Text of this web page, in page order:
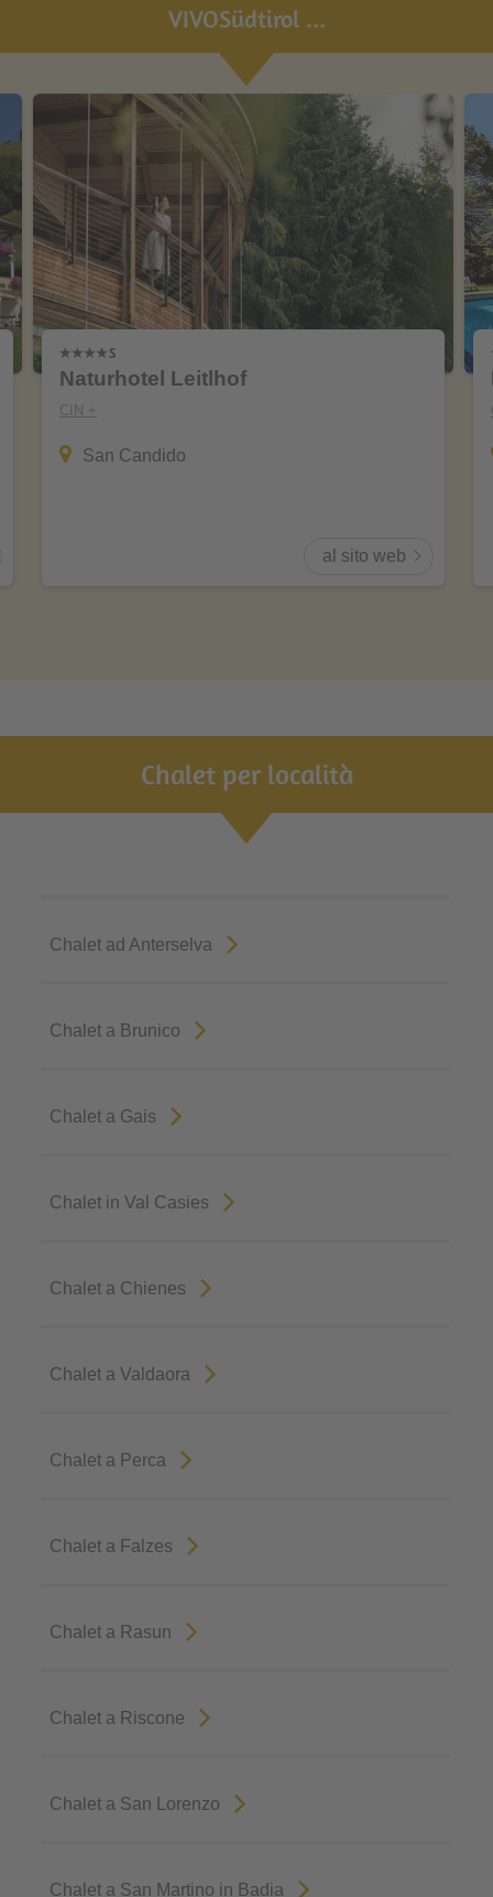
VIVOSüdtirol ...
Naturhotel Leitlhof
CIN +
San Candido
al sito web
Chalet per località
Chalet ad Anterselva
Chalet a Brunico
Chalet a Gais
Chalet in Val Casies
Chalet a Chienes
Chalet a Valdaora
Chalet a Perca
Chalet a Falzes
Chalet a Rasun
Chalet a Riscone
Chalet a San Lorenzo
Chalet a San Martino in Badia